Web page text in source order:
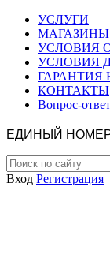
УСЛУГИ
МАГАЗИНЫ
УСЛОВИЯ
УСЛОВИЯ
ГАРАНТИЯ
КОНТАКТЫ
Вопрос-ответ
ЕДИНЫЙ
Вход Регистрация